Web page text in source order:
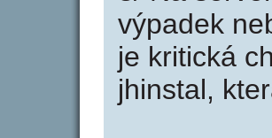
výpadek
je kritická
jhinstal,